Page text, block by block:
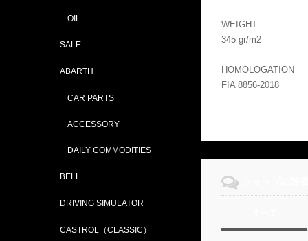
WEIGHT
345 gr/m2
HOMOLOGATION
FIA 8856-2018
OIL
SALE
ABARTH
CAR PARTS
ACCESSORY
DAILY COMMODITIES
BELL
DRIVING SIMULATOR
CASTROL（CLASSIC）